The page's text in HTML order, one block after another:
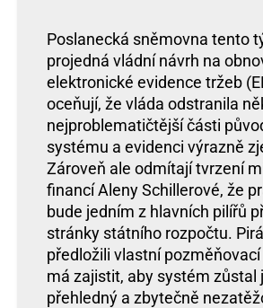
Poslanecká sněmovna tento
projedná vládní návrh na
elektronické evidence tržeb
oceňují, že vláda odstranila
nejproblematičtější části
systému a evidenci výrazně
Zároveň ale odmítají tvrzení
financí Aleny Schillerové, že
bude jedním z hlavních pilířů
stránky státního rozpočtu.
předložili vlastní
má zajistit, aby systém zůstal
přehledný a zbytečně